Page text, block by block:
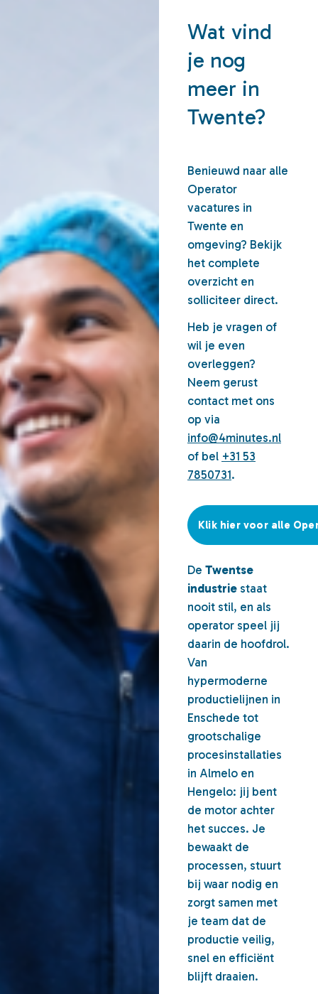
Wat vind
je nog
meer in
Twente?
Benieuwd naar alle
Operator
vacatures in
Twente en
omgeving? Bekijk
het complete
overzicht en
solliciteer direct.
Heb je vragen of
wil je even
overleggen?
Neem gerust
contact met ons
op via
info@4minutes.nl
of bel +31 53
7850731.
Klik hier voor alle
De Twentse
industrie staat
nooit stil, en als
operator speel jij
daarin de hoofdrol.
Van
hypermoderne
productielijnen in
Enschede tot
grootschalige
procesinstallaties
in Almelo en
Hengelo: jij bent
de motor achter
het succes. Je
bewaakt de
processen, stuurt
bij waar nodig en
zorgt samen met
je team dat de
productie veilig,
snel en efficiënt
blijft draaien.